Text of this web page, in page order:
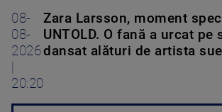
08-
08-
2026
20:20
Zara Larsson, moment
UNTOLD. O fană a urcat pe
dansat alături de artista